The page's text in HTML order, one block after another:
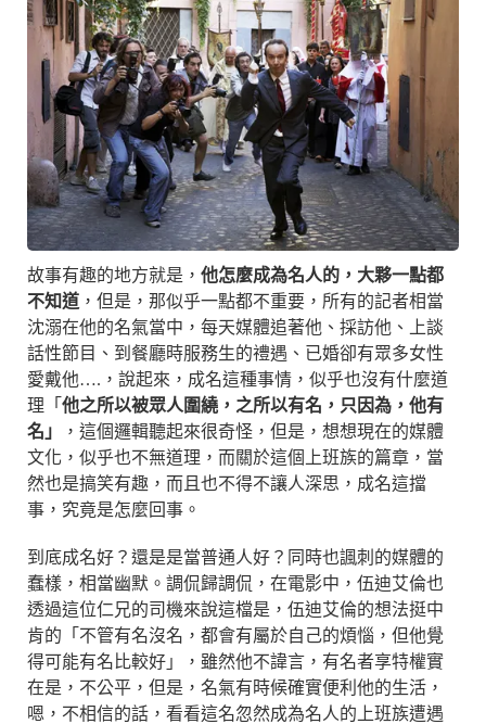
故事有趣的地方就是， 他怎麼成為名人的，大夥一點都
不知道 ，但是，那似乎一點都不重要，所有的記者相當
沈溺在他的名氣當中，每天媒體追著他、採訪他、上談
話性節目、到餐廳時服務生的禮遇、已婚卻有眾多女性
愛戴他….，說起來，成名這種事情，似乎也沒有什麼道
理「 他之所以被眾人圍繞，之所以有名，只因為，他有
名」
，這個邏輯聽起來很奇怪，但是，想想現在的媒體
文化，似乎也不無道理，而關於這個上班族的篇章，當
然也是搞笑有趣，而且也不得不讓人深思，成名這擋
事，究竟是怎麼回事。
到底成名好？還是是當普通人好？同時也諷刺的媒體的
蠢樣，相當幽默。調侃歸調侃，在電影中，伍迪艾倫也
透過這位仁兄的司機來說這檔是，伍迪艾倫的想法挺中
肯的「不管有名沒名，都會有屬於自己的煩惱，但他覺
得可能有名比較好」，雖然他不諱言，有名者享特權實
在是，不公平，但是，名氣有時候確實便利他的生活，
嗯，不相信的話，看看這名忽然成為名人的上班族遭遇